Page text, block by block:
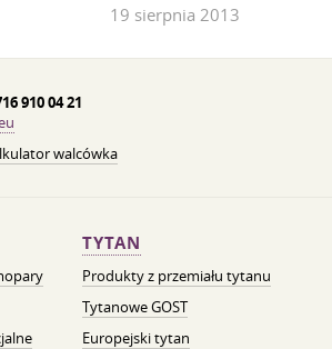
19 sierpnia 2013
910 04 21
walcówka
TYTAN
Produkty z przemiału tytanu
Tytanowe GOST
Europejski tytan